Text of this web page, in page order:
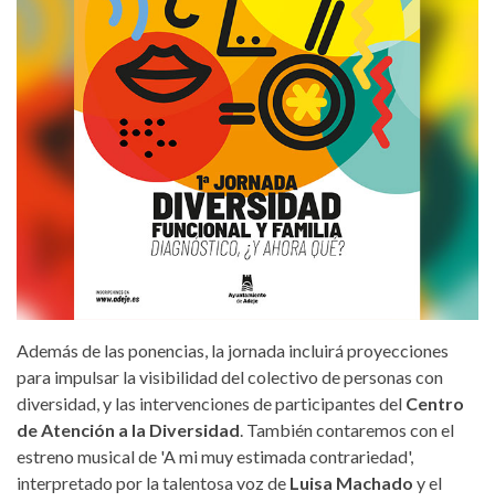
Además de las ponencias, la jornada incluirá proyecciones
para impulsar la visibilidad del colectivo de personas con
diversidad, y las intervenciones de participantes del Centro
de Atención a la Diversidad . También contaremos con el
estreno musical de 'A mi muy estimada contrariedad',
interpretado por la talentosa voz de Luisa Machado y el